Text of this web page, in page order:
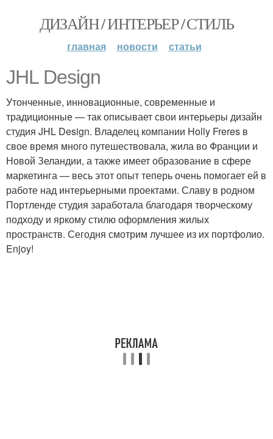
ДИЗАЙН / ИНТЕРЬЕР / СТИЛЬ
главная новости статьи
JHL Design
Утонченные, инновационные, современные и
традиционные — так описывает свои интерьеры дизайн
студия JHL Design. Владелец компании Holly Freres в
свое время много путешествовала, жила во Франции и
Новой Зеландии, а также имеет образование в сфере
маркетинга — весь этот опыт теперь очень помогает ей в
работе над интерьерными проектами. Славу в родном
Портленде студия заработала благодаря творческому
подходу и яркому стилю оформления жилых
пространств. Сегодня смотрим лучшее из их портфолио.
Enjoy!